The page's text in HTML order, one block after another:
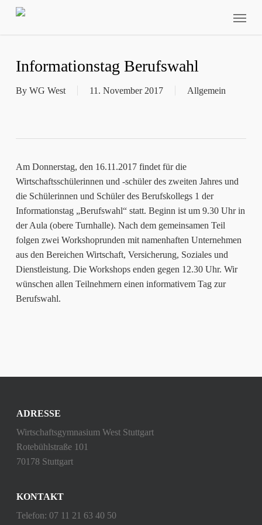
Skip
Informationstag Berufswahl
By WG West 11. November 2017 Allgemein
Am Donnerstag, den 16.11.2017 findet für die
Wirtschaftsschülerinnen und -schüler des zweiten Jahres und
die Schülerinnen und Schüler des Berufskollegs 1 der
Informationstag „Berufswahl“ statt. Beginn ist um 9.30 Uhr in
der Aula (obere Turnhalle). Nach dem gemeinsamen Teil
folgen zwei Workshoprunden mit namenhaften Unternehmen
aus den Bereichen Wirtschaft, Versicherung, Soziales und
Dienstleistung. Die Workshops enden gegen 12.30 Uhr. Wir
wünschen allen Teilnehmern einen informativem Tag zur
Berufswahl.
ADRESSE
Wirtschaftsgymnasium West Stuttgart
Rotebühlstraße 101
70178 Stuttgart
KONTAKT
Telefon: 07 11 21 63 40 50